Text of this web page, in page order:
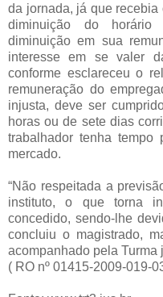
da jornada, já que recebia
diminuição do horário
diminuição em sua
interesse em se valer
conforme esclareceu o
remuneração do
injusta, deve ser
horas ou de sete dias
trabalhador tenha
mercado.
“Não respeitada a
instituto, o que torna
concedido, sendo-lhe
concluiu o magistrado,
acompanhado pela Turma
( RO nº 01415-2009-019-